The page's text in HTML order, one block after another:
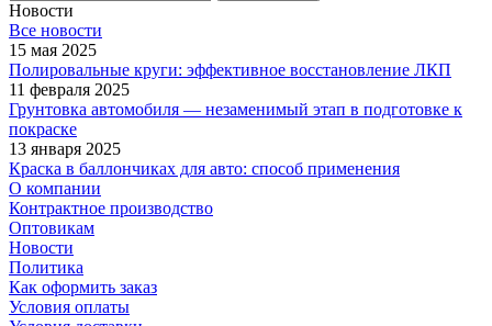
Новости
Все новости
15 мая 2025
Полировальные круги: эффективное восстановление ЛКП
11 февраля 2025
Грунтовка автомобиля — незаменимый этап в подготовке к
покраске
13 января 2025
Краска в баллончиках для авто: способ применения
О компании
Контрактное производство
Оптовикам
Новости
Политика
Как оформить заказ
Условия оплаты